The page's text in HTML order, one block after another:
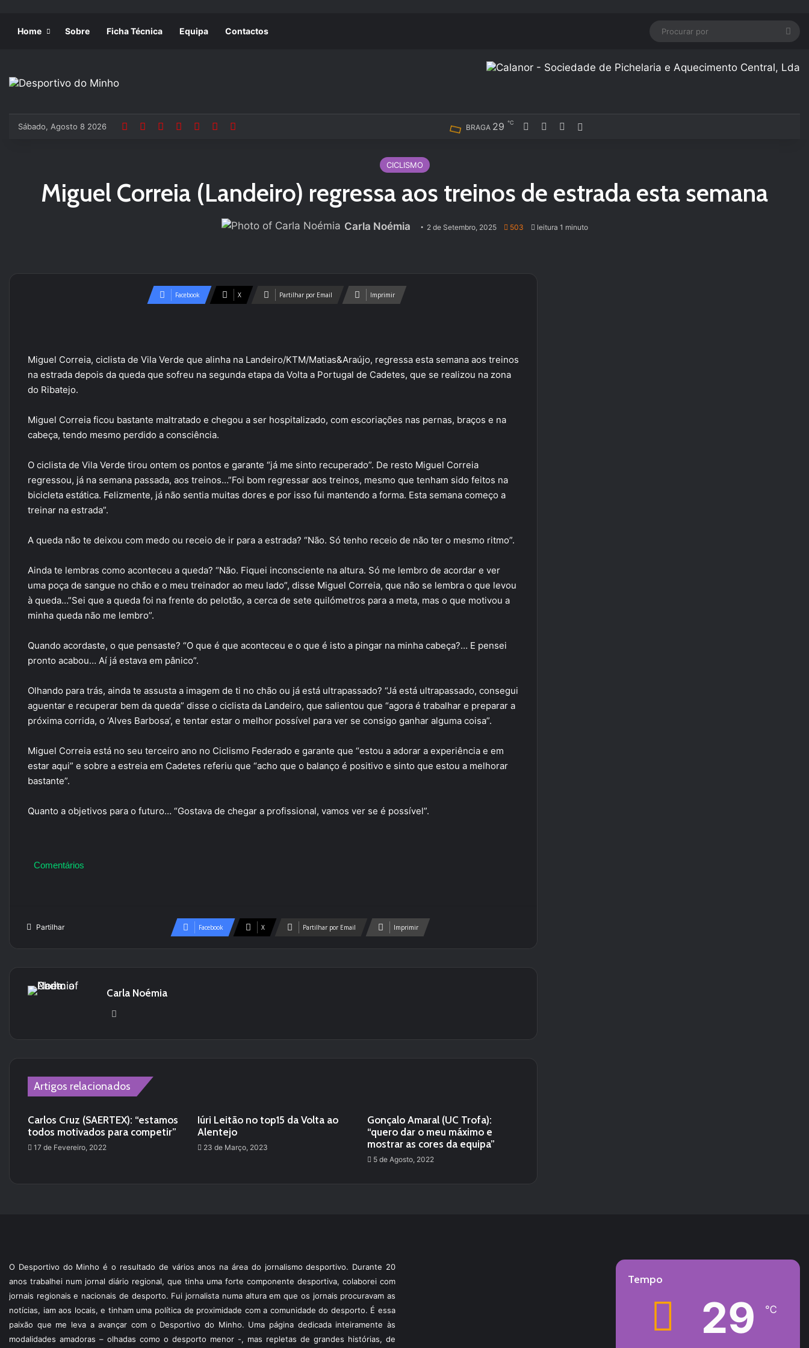
Home Sobre Ficha Técnica Equipa Contactos
Sábado, Agosto 8 2026 BRAGA 29 ℃ FacebookYouTubeInstagram
CICLISMO
Miguel Correia (Landeiro) regressa aos treinos de estrada esta semana
Carla Noémia 2 de Setembro, 2025 503 leitura 1 minuto
Facebook X Partilhar por Email Imprimir
Miguel Correia, ciclista de Vila Verde que alinha na Landeiro/KTM/Matias&Araújo, regressa esta semana aos treinos
na estrada depois da queda que sofreu na segunda etapa da Volta a Portugal de Cadetes, que se realizou na zona
do Ribatejo.
Miguel Correia ficou bastante maltratado e chegou a ser hospitalizado, com escoriações nas pernas, braços e na
cabeça, tendo mesmo perdido a consciência.
O ciclista de Vila Verde tirou ontem os pontos e garante “já me sinto recuperado”. De resto Miguel Correia
regressou, já na semana passada, aos treinos…”Foi bom regressar aos treinos, mesmo que tenham sido feitos na
bicicleta estática. Felizmente, já não sentia muitas dores e por isso fui mantendo a forma. Esta semana começo a
treinar na estrada”.
A queda não te deixou com medo ou receio de ir para a estrada? “Não. Só tenho receio de não ter o mesmo ritmo”.
Ainda te lembras como aconteceu a queda? “Não. Fiquei inconsciente na altura. Só me lembro de acordar e ver
uma poça de sangue no chão e o meu treinador ao meu lado”, disse Miguel Correia, que não se lembra o que levou
à queda…”Sei que a queda foi na frente do pelotão, a cerca de sete quilómetros para a meta, mas o que motivou a
minha queda não me lembro”.
Quando acordaste, o que pensaste? “O que é que aconteceu e o que é isto a pingar na minha cabeça?… E pensei
pronto acabou… Aí já estava em pânico”.
Olhando para trás, ainda te assusta a imagem de ti no chão ou já está ultrapassado? “Já está ultrapassado, consegui
aguentar e recuperar bem da queda” disse o ciclista da Landeiro, que salientou que “agora é trabalhar e preparar a
próxima corrida, o ‘Alves Barbosa’, e tentar estar o melhor possível para ver se consigo ganhar alguma coisa”.
Miguel Correia está no seu terceiro ano no Ciclismo Federado e garante que “estou a adorar a experiência e em
estar aqui” e sobre a estreia em Cadetes referiu que “acho que o balanço é positivo e sinto que estou a melhorar
bastante”.
Quanto a objetivos para o futuro… “Gostava de chegar a profissional, vamos ver se é possível”.
Comentários
Partilhar Facebook X Partilhar por Email Imprimir
Carla Noémia
Artigos relacionados
Carlos Cruz (SAERTEX): “estamos
todos motivados para competir”
17 de Fevereiro, 2022
Iúri Leitão no top15 da Volta ao
Alentejo
23 de Março, 2023
Gonçalo Amaral (UC Trofa):
“quero dar o meu máximo e
mostrar as cores da equipa”
5 de Agosto, 2022
O Desportivo do Minho é o resultado de vários anos na área do jornalismo desportivo. Durante 20
anos trabalhei num jornal diário regional, que tinha uma forte componente desportiva, colaborei com
jornais regionais e nacionais de desporto. Fui jornalista numa altura em que os jornais procuravam as
notícias, iam aos locais, e tinham uma política de proximidade com a comunidade do desporto. É essa
paixão que me leva a avançar com o Desportivo do Minho. Uma página dedicada inteiramente às
modalidades amadoras – olhadas como o desporto menor -, mas repletas de grandes histórias, de
Tempo
29 ℃